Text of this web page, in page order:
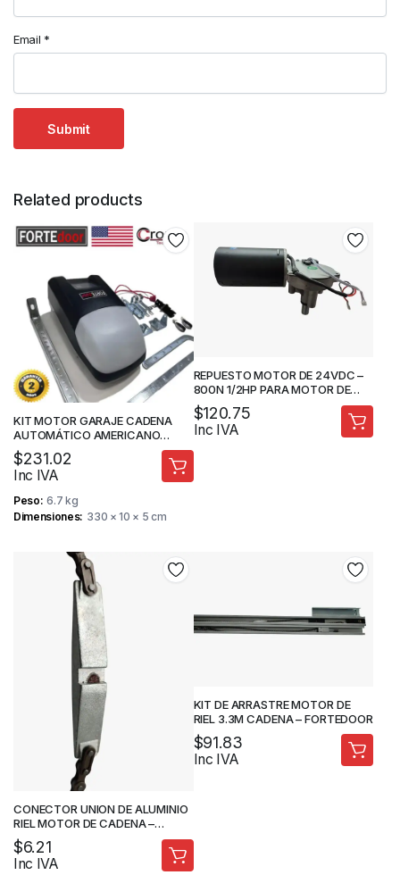
Email *
Related products
KIT MOTOR GARAJE CADENA
AUTOMÁTICO AMERICANO
1/2HP 800N.M – RIEL 3.3M –
FORTEDOOR
$231.02
Inc IVA
Peso 6.7 kg
Dimensiones 330 × 10 × 5 cm
REPUESTO MOTOR DE 24VDC –
800N 1/2HP PARA MOTOR DE
RIEL – FORTEDOOR
$120.75
Inc IVA
CONECTOR UNION DE ALUMINIO
RIEL MOTOR DE CADENA –
FORTEDOOR
$6.21
Inc IVA
KIT DE ARRASTRE MOTOR DE
RIEL 3.3M CADENA – FORTEDOOR
$91.83
Inc IVA